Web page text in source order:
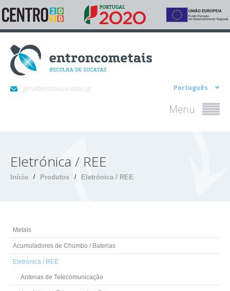
geral@entroncometais.pt Português
Menu
Eletrónica / REE
Início / Produtos / Eletrónica / REE
Metais
Acumuladores de Chumbo / Baterias
Eletrónica / REE
Antenas de Telecomunicação